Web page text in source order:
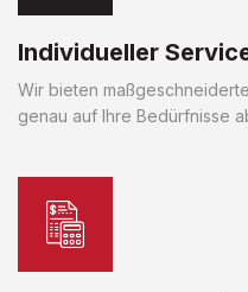
Individueller
Wir bieten
genau auf Ihre Bedürfnisse